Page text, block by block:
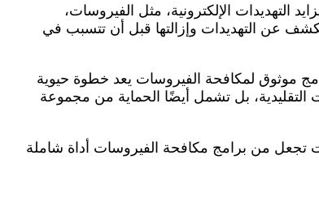
الإلكترونية، مثل الفيروسات،
عن التهديدات وإزالتها قبل أن تتسبب في
موثوق لمكافحة الفيروسات يعد خطوة حيوية
بل تشمل أيضًا الحماية من مجموعة
تجعل من برامج مكافحة الفيروسات أداة شاملة